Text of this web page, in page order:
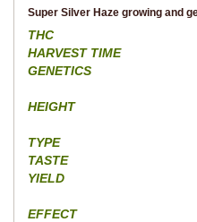
Super Silver Haze growing and
THC
HARVEST TIME
GENETICS
HEIGHT
TYPE
TASTE
YIELD
EFFECT